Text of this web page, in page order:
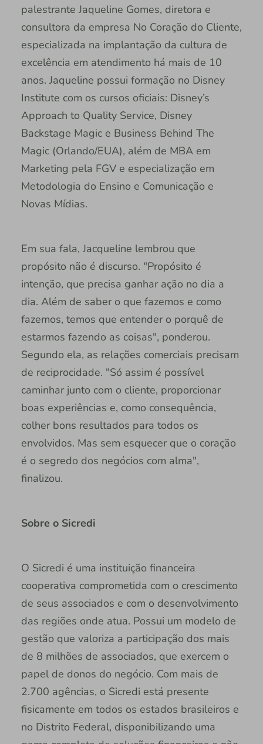
palestrante Jaqueline Gomes, diretora e
consultora da empresa No Coração do Cliente,
especializada na implantação da cultura de
excelência em atendimento há mais de 10
anos. Jaqueline possui formação no Disney
Institute com os cursos oficiais: Disney’s
Approach to Quality Service, Disney
Backstage Magic e Business Behind The
Magic (Orlando/EUA), além de MBA em
Marketing pela FGV e especialização em
Metodologia do Ensino e Comunicação e
Novas Mídias.
Em sua fala, Jacqueline lembrou que
propósito não é discurso. "Propósito é
intenção, que precisa ganhar ação no dia a
dia. Além de saber o que fazemos e como
fazemos, temos que entender o porquê de
estarmos fazendo as coisas", ponderou.
Segundo ela, as relações comerciais precisam
de reciprocidade. "Só assim é possível
caminhar junto com o cliente, proporcionar
boas experiências e, como consequência,
colher bons resultados para todos os
envolvidos. Mas sem esquecer que o coração
é o segredo dos negócios com alma",
finalizou.
Sobre o Sicredi
O Sicredi é uma instituição financeira
cooperativa comprometida com o crescimento
de seus associados e com o desenvolvimento
das regiões onde atua. Possui um modelo de
gestão que valoriza a participação dos mais
de 8 milhões de associados, que exercem o
papel de donos do negócio. Com mais de
2.700 agências, o Sicredi está presente
fisicamente em todos os estados brasileiros e
no Distrito Federal, disponibilizando uma